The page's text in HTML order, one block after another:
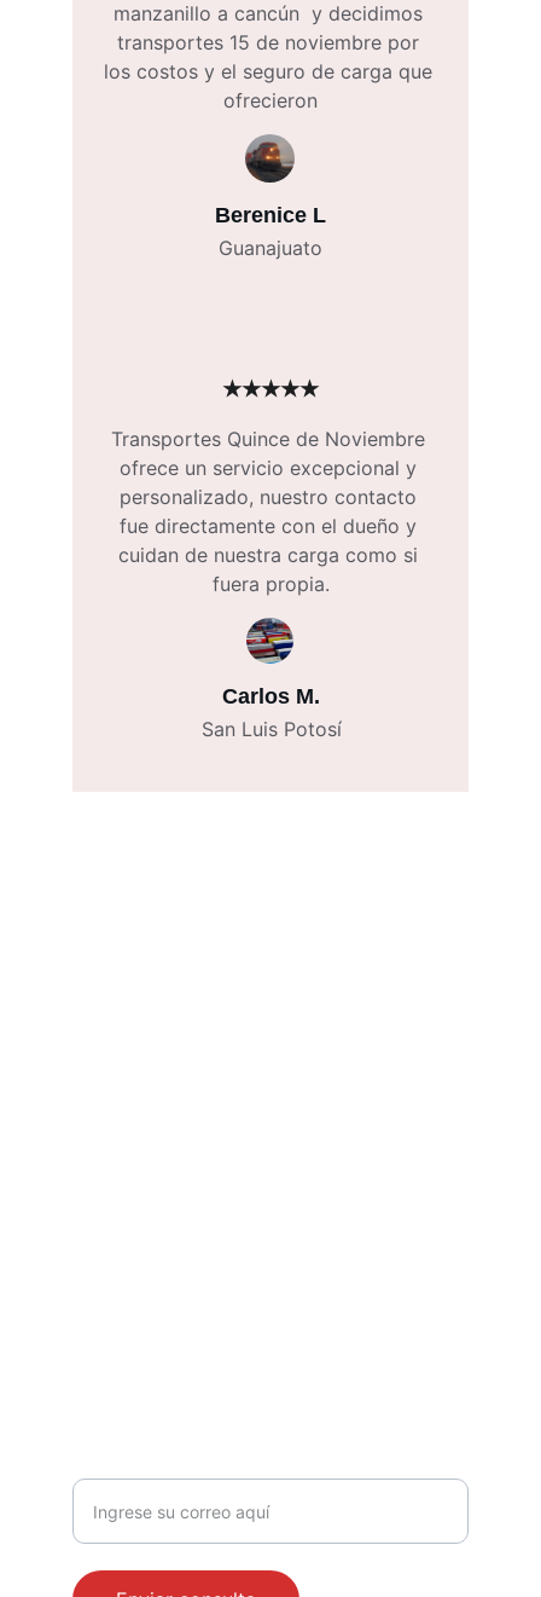
Transportes Quince de Noviembre
ofrece un servicio excepcional y
personalizado, nuestro contacto
fue directamente con el dueño y
cuidan de nuestra carga como si
fuera propia.
Carlos M.
San Luis Potosí
manzanillo a cancún  y decidimos
transportes 15 de noviembre por
los costos y el seguro de carga que
ofrecieron
Berenice L
Guanajuato
★★★★★